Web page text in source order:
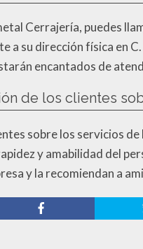
Cerrajería, puedes
a su dirección física en
encantados de
de los clientes
sobre los servicios
y amabilidad del
y la recomiendan a